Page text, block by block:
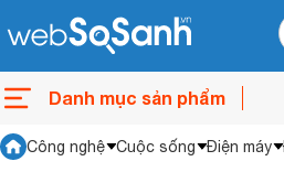
Danh mục sản phẩm
Công nghệ Cuộc sống Điện máy